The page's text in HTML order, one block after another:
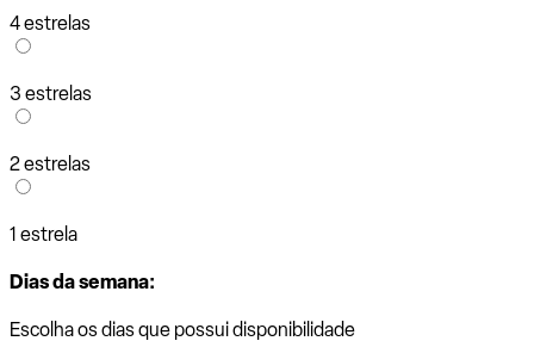
4 estrelas
3 estrelas
2 estrelas
1 estrela
Dias da semana:
Escolha os dias que possui disponibilidade